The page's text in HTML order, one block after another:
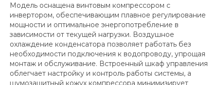
Модель оснащена винтовым компрессором с
инвертором, обеспечивающим плавное регулирование
мощности и оптимальное энергопотребление в
зависимости от текущей нагрузки. Воздушное
охлаждение конденсатора позволяет работать без
необходимости подключения к водопроводу, упрощая
монтаж и обслуживание. Встроенный шкаф управления
облегчает настройку и контроль работы системы, а
шумозащитный кожух компрессора минимизирует